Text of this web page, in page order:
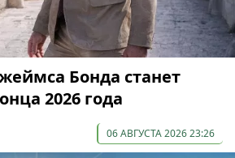
Бонда станет
2026 года
06 АВГУСТА 2026 23:26